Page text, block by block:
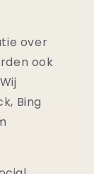
over
ook
Bing